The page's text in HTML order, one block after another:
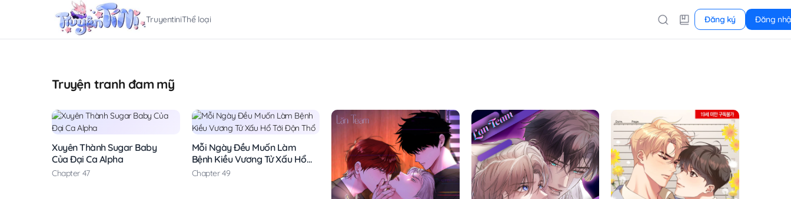
TruyentiniThể loại Đăng ký Đăng
Truyện tranh đam mỹ
Xuyên Thành Sugar Baby
Của Đại Ca Alpha
Chapter 47
Mỗi Ngày Đều Muốn Làm
Bệnh Kiều Vương Tử Xấu Hổ
Tới Độn Thổ
Chapter 49